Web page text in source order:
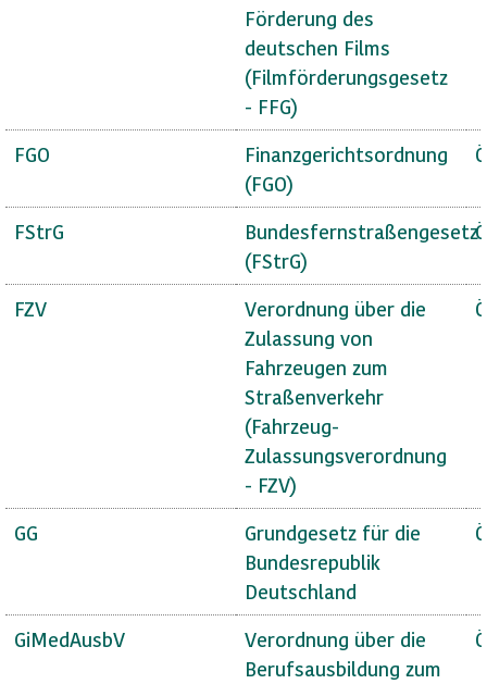
Förderung des
deutschen Films
(Filmförderungsgesetz
- FFG)
FGO
Finanzgerichtsordnung
(FGO)
FStrG
Bundesfernstraßengesetz
(FStrG)
FZV
Verordnung über die
Zulassung von
Fahrzeugen zum
Straßenverkehr
(Fahrzeug-
Zulassungsverordnung
- FZV)
GG
Grundgesetz für die
Bundesrepublik
Deutschland
GiMedAusbV
Verordnung über die
Berufsausbildung zum